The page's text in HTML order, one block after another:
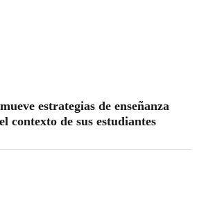
estrategias de enseñanza
contexto de sus estudiantes